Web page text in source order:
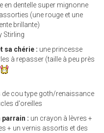
en dentelle super mignonne
(une rouge et une
brillante)
Stirling
sa chérie : une princesse
à repasser (taille à peu près
de cou type goth/renaissance
d'oreilles
parrain : un crayon à lèvres +
+ un vernis assortis et des